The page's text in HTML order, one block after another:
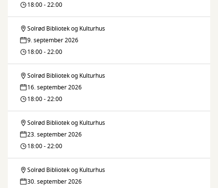
18:00 - 22:00
Brætspilscafe
Solrød Bibliotek og Kulturhus
9. september 2026
18:00 - 22:00
Brætspilscafe
Solrød Bibliotek og Kulturhus
16. september 2026
18:00 - 22:00
Brætspilscafe
Solrød Bibliotek og Kulturhus
23. september 2026
18:00 - 22:00
Brætspilscafe
Solrød Bibliotek og Kulturhus
30. september 2026